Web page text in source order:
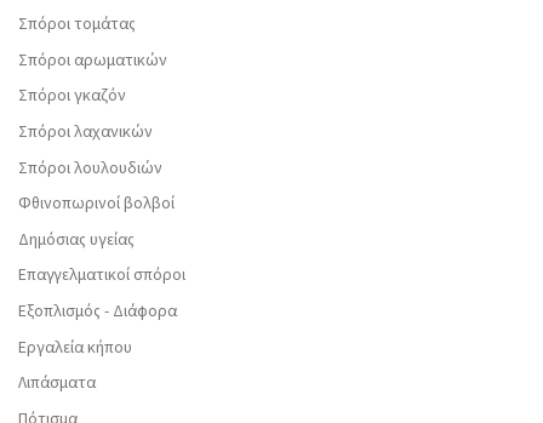
Σπόροι τομάτας
Σπόροι αρωματικών
Σπόροι γκαζόν
Σπόροι λαχανικών
Σπόροι λουλουδιών
Φθινοπωρινοί βολβοί
Δημόσιας υγείας
Επαγγελματικοί σπόροι
Εξοπλισμός - Διάφορα
Εργαλεία κήπου
Λιπάσματα
Πότισμα